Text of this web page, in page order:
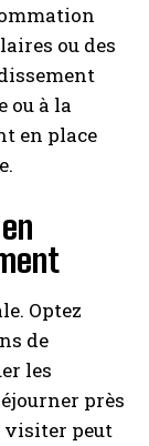
ou des
ou à la
en place
Optez
de
les
près
visiter peut